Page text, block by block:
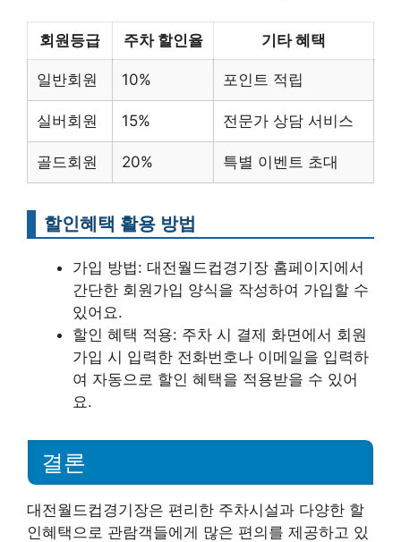
회원등급 주차 할인율 기타 혜택
일반회원 10% 포인트 적립
실버회원 15% 전문가 상담 서비스
골드회원 20% 특별 이벤트 초대
할인혜택 활용 방법
가입 방법: 대전월드컵경기장 홈페이지에서
간단한 회원가입 양식을 작성하여 가입할 수
있어요.
할인 혜택 적용: 주차 시 결제 화면에서 회원
가입 시 입력한 전화번호나 이메일을 입력하
여 자동으로 할인 혜택을 적용받을 수 있어
요.
결론
대전월드컵경기장은 편리한 주차시설과 다양한 할
인혜택으로 관람객들에게 많은 편의를 제공하고 있